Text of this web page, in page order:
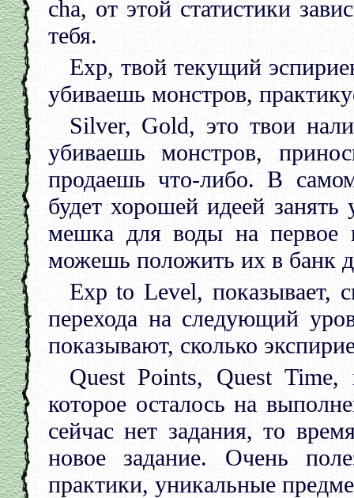
cha, от этой статистики
тебя.
Exp, твой текущий
убиваешь монстров,
Silver, Gold, это твои
убиваешь монстров,
продаешь что-либо. В
будет хорошей идеей
мешка для воды на первое
можешь положить их в банк
Exp to Level, показывает,
перехода на следующий
показывают, сколько
Quest Points, Quest Time,
которое осталось на
сейчас нет задания, то
новое задание. Очень
практики, уникальные